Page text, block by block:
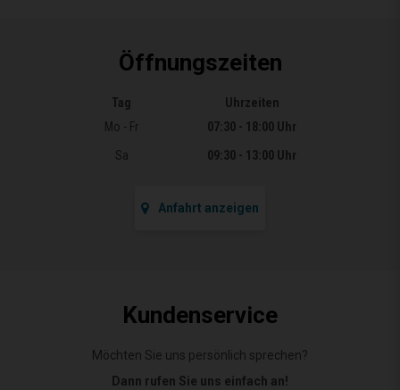
Öffnungszeiten
Öffnungszeiten
Tag
Uhrzeiten
Mo - Fr
07:30 - 18:00 Uhr
Sa
09:30 - 13:00 Uhr
Anfahrt anzeigen
Kundenservice
Möchten Sie uns persönlich sprechen?
Dann rufen Sie uns einfach an!